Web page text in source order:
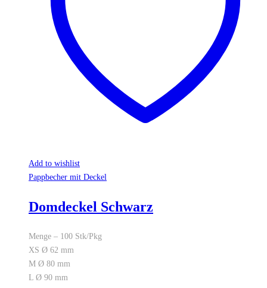
Add to wishlist
Pappbecher mit Deckel
Domdeckel Schwarz
Menge – 100 Stk/Pkg
XS Ø 62 mm
M Ø 80 mm
L Ø 90 mm